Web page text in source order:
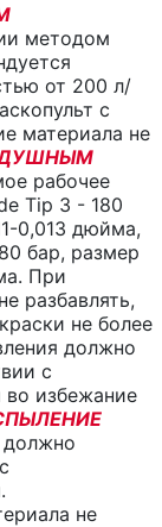
методом
от 200 л/
с
материала не
рабочее
Tip 3 - 180
0,013 дюйма,
бар, размер
При
разбавлять,
не более
должно
с
во избежание
должно
не